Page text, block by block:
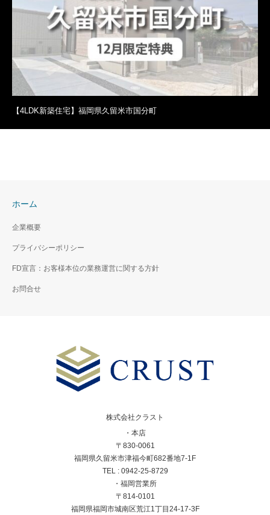
【4LDK新築住宅】福岡県久留米市国分町
ホーム
企業概要
プライバシーポリシー
FD宣言：お客様本位の業務運営に関する方針
お問合せ
株式会社クラスト
・本店
〒830-0061
福岡県久留米市津福今町682番地7-1F
TEL : 0942-25-8729
・福岡営業所
〒814-0101
福岡県福岡市城南区荒江1丁目24-17-3F